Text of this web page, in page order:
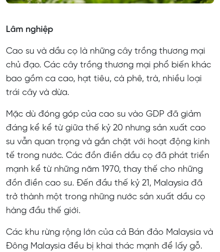
Lâm nghiệp
Cao su và dầu cọ là những cây trồng thương mại
chủ đạo. Các cây trồng thương mại phổ biến khác
bao gồm ca cao, hạt tiêu, cà phê, trà, nhiều loại
trái cây và dừa.
Mặc dù đóng góp của cao su vào GDP đã giảm
đáng kể kể từ giữa thế kỷ 20 nhưng sản xuất cao
su vẫn quan trọng và gắn chặt với hoạt động kinh
tế trong nước. Các đồn điền dầu cọ đã phát triển
mạnh kể từ những năm 1970, thay thế cho những
đồn điền cao su. Đến đầu thế kỷ 21, Malaysia đã
trở thành một trong những nước sản xuất dầu cọ
hàng đầu thế giới.
Các khu rừng rộng lớn của cả Bán đảo Malaysia và
Đông Malaysia đều bị khai thác mạnh để lấy gỗ.